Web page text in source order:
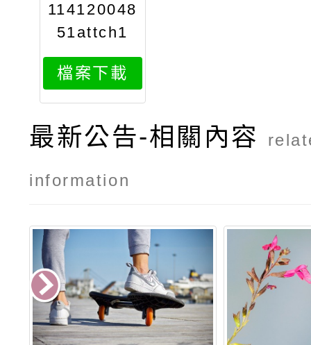
114120048
51attch1
檔案下載
最新公告-相關內容
information